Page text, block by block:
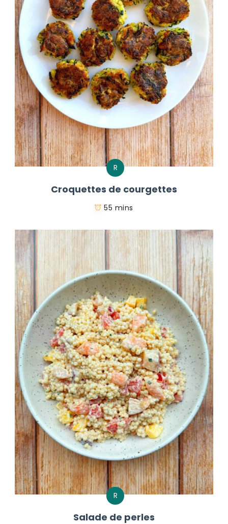
R
Croquettes de courgettes
55 mins
R
Salade de perles